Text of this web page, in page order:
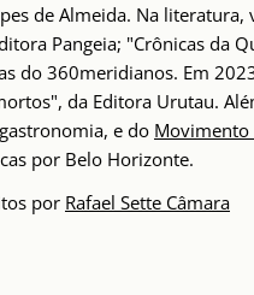
de Almeida. Na
Pangeia; "Crônicas da
do 360meridianos. Em
da Editora Urutau.
e do Movimento
por Belo Horizonte.
por Rafael Sette Câmara